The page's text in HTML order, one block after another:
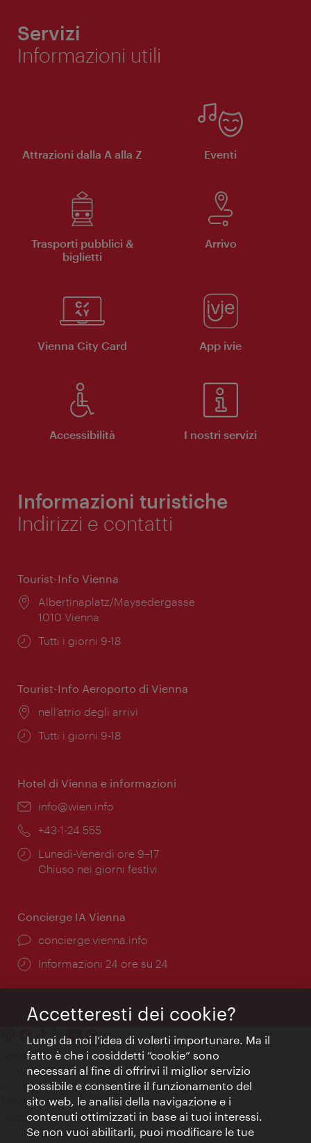
Servizi
Informazioni utili
Attrazioni dalla A alla Z Eventi
Trasporti pubblici &
biglietti
Arrivo
Vienna City Card App ivie
Accessibilità I nostri servizi
Informazioni turistiche
Indirizzi e contatti
Tourist-Info Vienna
Posizione:
Albertinaplatz/Maysedergasse
1010 Vienna
Orari
Tutti i giorni 9-18
Tourist-Info Aeroporto di Vienna
Posizione:
nell’atrio degli arrivi
Orari
Tutti i giorni 9-18
Hotel di Vienna e informazioni
Email:
info@wien.info
Telefono:
+43-1-24 555
Orari
di
Lunedì-Venerdì ore 9–17
Chiuso nei giorni festivi
Concierge IA Vienna
Ort:
concierge.vienna.info
Öffnungszeiten:
Informazioni 24 ore su 24
Contatti
Colophon
Dichiarazione sulla protezione dei dati
Terms of Use
Accessibilità
Contatto stampa
Accetteresti dei cookie?
Lungi da noi l’idea di volerti importunare. Ma il
fatto è che i cosiddetti “cookie” sono
necessari al fine di offrirvi il miglior servizio
possibile e consentire il funzionamento del
sito web, le analisi della navigazione e i
contenuti ottimizzati in base ai tuoi interessi.
Se non vuoi abilitarli, puoi modificare le tue